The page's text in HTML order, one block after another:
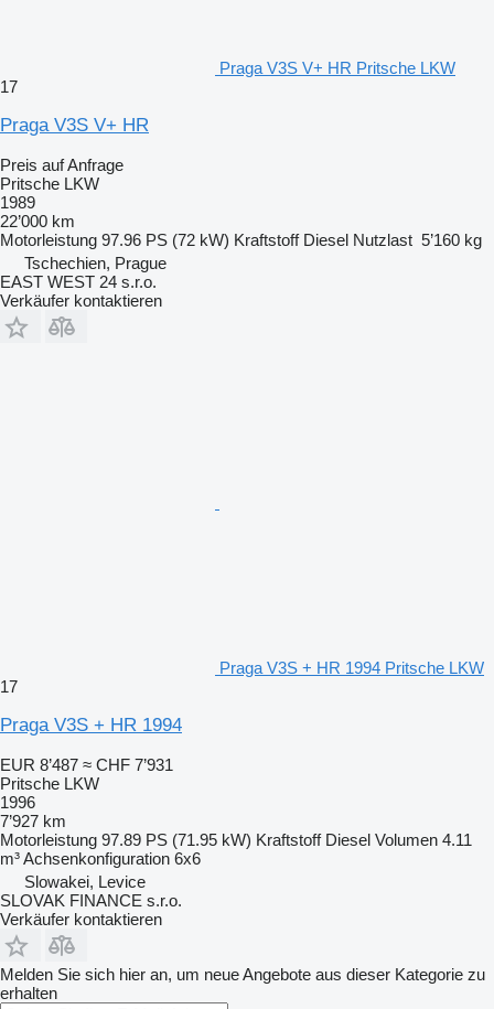
Praga V3S V+ HR Pritsche LKW
17
Praga V3S V+ HR
Preis auf Anfrage
Pritsche LKW
1989
22’000 km
Motorleistung 97.96 PS (72 kW) Kraftstoff Diesel Nutzlast 5’160 kg
Tschechien, Prague
EAST WEST 24 s.r.o.
Verkäufer kontaktieren
Praga V3S + HR 1994 Pritsche LKW
17
Praga V3S + HR 1994
EUR 8’487 ≈ CHF 7’931
Pritsche LKW
1996
7’927 km
Motorleistung 97.89 PS (71.95 kW) Kraftstoff Diesel Volumen 4.11
m³Achsenkonfiguration 6x6
Slowakei, Levice
SLOVAK FINANCE s.r.o.
Verkäufer kontaktieren
Melden Sie sich hier an, um neue Angebote aus dieser Kategorie zu
erhalten